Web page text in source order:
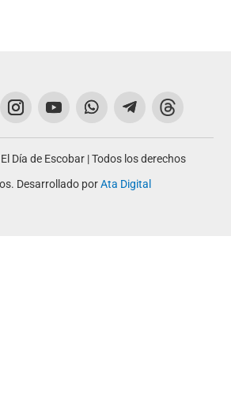
Día de Escobar | Todos los derechos
Desarrollado porAta Digital